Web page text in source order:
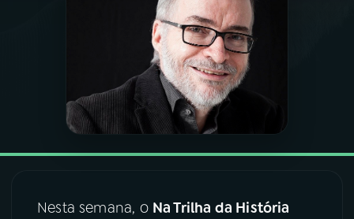
VIDEOCASTS
Nesta semana, o Na Trilha da História